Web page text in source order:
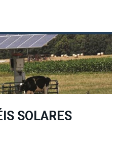
SOLARES